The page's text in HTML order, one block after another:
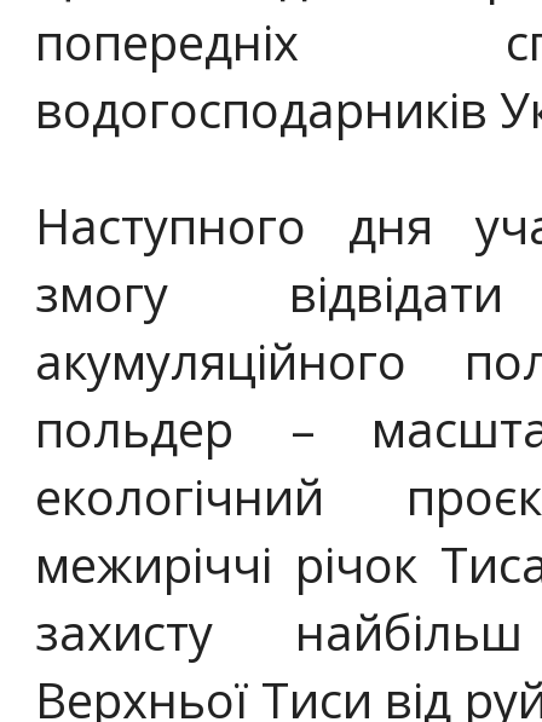
попередніх
водогосподарників
Наступного дня
змогу
акумуляційного
польдер –
екологічний
межиріччі річок
захисту
Верхньої Тиси від